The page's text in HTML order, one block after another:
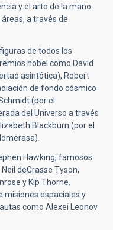
y el arte de la mano
a través de
de todos los
nobel como David
asintótica), Robert
de fondo cósmico
(por el
del Universo a través
Blackburn (por el
Hawking, famosos
deGrasse Tyson,
y Kip Thorne.
misiones espaciales y
como Alexei Leonov